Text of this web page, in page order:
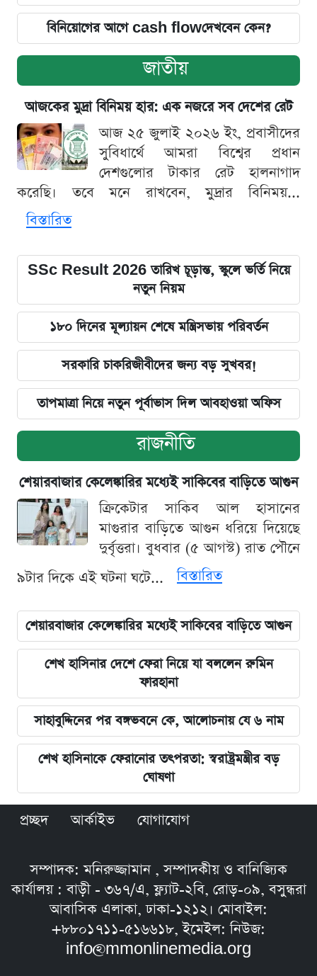
বিনিয়োগের আগে cash flowদেখবেন কেন?
জাতীয়
আজকের মুদ্রা বিনিময় হার: এক নজরে সব দেশের রেট
আজ ২৫ জুলাই ২০২৬ ইং, প্রবাসীদের
সুবিধার্থে আমরা বিশ্বের প্রধান
দেশগুলোর টাকার রেট হালনাগাদ
করেছি। তবে মনে রাখবেন, মুদ্রার বিনিময়...
বিস্তারিত
SSc Result 2026 তারিখ চূড়ান্ত, স্কুলে ভর্তি নিয়ে
নতুন নিয়ম
১৮০ দিনের মূল্যায়ন শেষে মন্ত্রিসভায় পরিবর্তন
সরকারি চাকরিজীবীদের জন্য বড় সুখবর!
তাপমাত্রা নিয়ে নতুন পূর্বাভাস দিল আবহাওয়া অফিস
রাজনীতি
শেয়ারবাজার কেলেঙ্কারির মধ্যেই সাকিবের বাড়িতে আগুন
ক্রিকেটার সাকিব আল হাসানের
মাগুরার বাড়িতে আগুন ধরিয়ে দিয়েছে
দুর্বৃত্তরা। বুধবার (৫ আগস্ট) রাত পৌনে
৯টার দিকে এই ঘটনা ঘটে...
বিস্তারিত
শেয়ারবাজার কেলেঙ্কারির মধ্যেই সাকিবের বাড়িতে আগুন
শেখ হাসিনার দেশে ফেরা নিয়ে যা বললেন রুমিন
ফারহানা
সাহাবুদ্দিনের পর বঙ্গভবনে কে, আলোচনায় যে ৬ নাম
শেখ হাসিনাকে ফেরানোর তৎপরতা: স্বরাষ্ট্রমন্ত্রীর বড়
ঘোষণা
প্রচ্ছদ আর্কাইভ যোগাযোগ
সম্পাদক: মনিরুজ্জামান , সম্পাদকীয় ও বানিজ্যিক
কার্যালয় : বাড়ী - ৩৬৭/এ, ফ্ল্যাট-২বি, রোড়-০৯, বসুন্ধরা
আবাসিক এলাকা, ঢাকা-১২১২। মোবাইল:
+৮৮০১৭১১-৫১৬৬১৮, ইমেইল: নিউজ:
info@mmonlinemedia.org